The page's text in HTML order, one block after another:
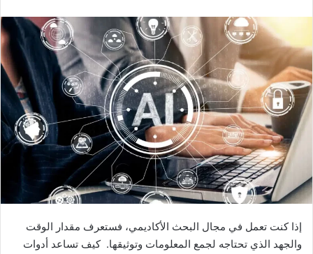
إذا كنت تعمل في مجال البحث الأكاديمي، فستعرف مقدار الوقت
والجهد الذي تحتاجه لجمع المعلومات وتوثيقها. كيف تساعد أدوات